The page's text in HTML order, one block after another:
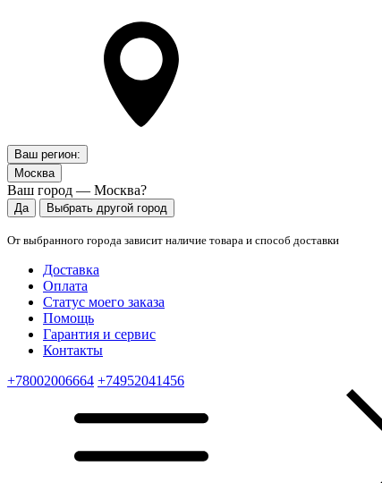
Ваш регион:
Москва
Ваш город — Москва?
Да Выбрать другой город
От выбранного города зависит наличие товара и способ доставки
Доставка
Оплата
Статус моего заказа
Помощь
Гарантия и сервис
Контакты
+78002006664 +74952041456